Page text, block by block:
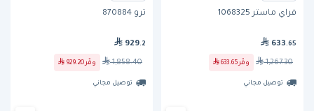
فراي ماستر 1068325
633 .65
1,267.30 وفّر 633.65
توصيل مجاني
ترو 870884
929.2
1,858.40 وفّر 929.20
توصيل مجاني